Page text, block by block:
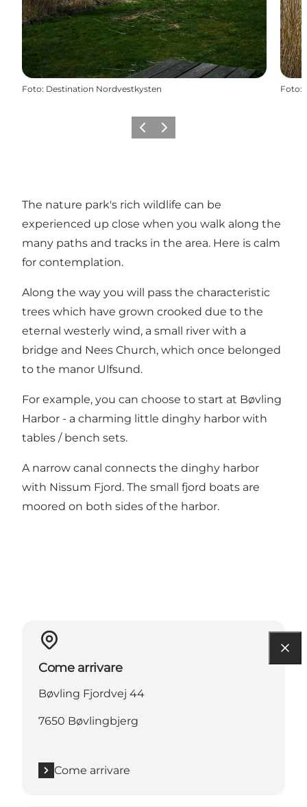
Foto: Destination Nordvestkysten Foto:
Precedente
Avanti
The nature park's rich wildlife can be
experienced up close when you walk along the
many paths and tracks in the area. Here is calm
for contemplation.
Along the way you will pass the characteristic
trees which have grown crooked due to the
eternal westerly wind, a small river with a
bridge and Nees Church, which once belonged
to the manor Ulfsund.
For example, you can choose to start at Bøvling
Harbor - a charming little dinghy harbor with
tables / bench sets.
A narrow canal connects the dinghy harbor
with Nissum Fjord. The small fjord boats are
moored on both sides of the harbor.
Come arrivare
Bøvling Fjordvej 44
7650 Bøvlingbjerg
Come arrivare